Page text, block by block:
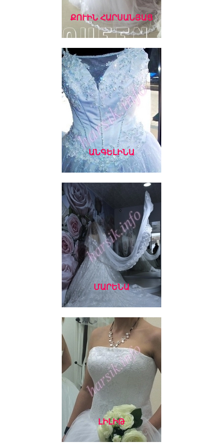
ՔՈՒԻՆ ՀԱՐՍԱՆՅԱՑ
ԱՆԳԵԼԻՆԱ
ՄԱՐԵՆԱ
ԼԻԼԻԹ